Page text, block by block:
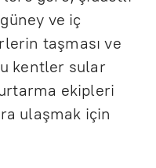
ve iç
taşması ve
kentler sular
ekipleri
ulaşmak için